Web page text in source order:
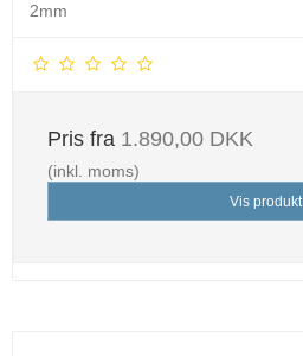
2mm
Pris fra 1.890,00 DKK
(inkl. moms)
Vis produkt